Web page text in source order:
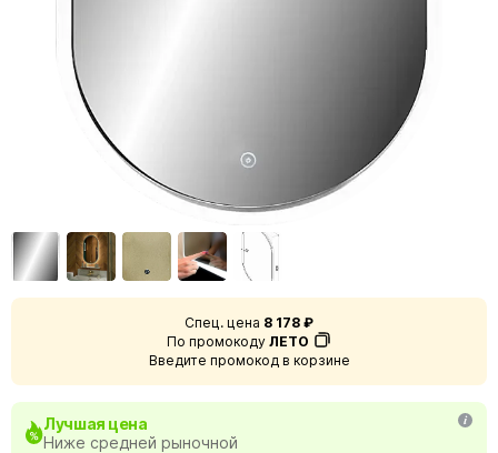
Спец. цена 8 178 ₽
По промокоду ЛЕТО
Введите промокод в корзине
Лучшая цена
Ниже средней рыночной